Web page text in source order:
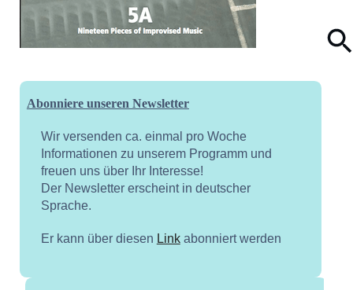
Abonniere unseren Newsletter
Wir versenden ca. einmal pro Woche
Informationen zu unserem Programm und
freuen uns über Ihr Interesse!
Der Newsletter erscheint in deutscher
Sprache.
Er kann über diesen Linkabonniert werden